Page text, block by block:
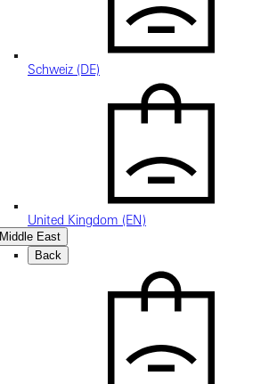
Schweiz (DE)
United Kingdom (EN)
Middle East
Back